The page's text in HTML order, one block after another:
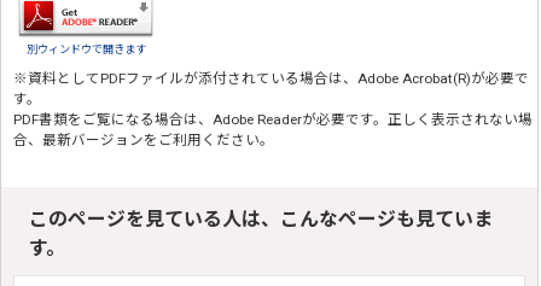
別ウィンドウで開きます
※資料としてPDFファイルが添付されている場合は、 Adobe Acrobat(R)が必要で
す。
PDF書類をご覧になる場合は、 Adobe Readerが必要です。正しく表示されない場
合、最新バージョンをご利用ください。
このページを見ている人は、こんなページも見ていま
す。